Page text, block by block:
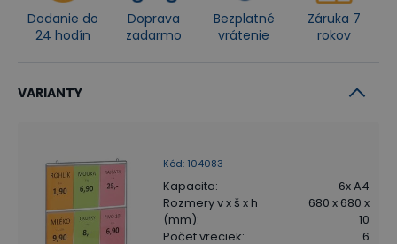
Dodanie do
24 hodín
Doprava
zadarmo
Bezplatné
vrátenie
Záruka 7
rokov
VARIANTY
Kód: 104083
Kapacita:
6x A4
Rozmery v x š x h
(mm):
680 x 680 x
10
Počet vreciek: 6